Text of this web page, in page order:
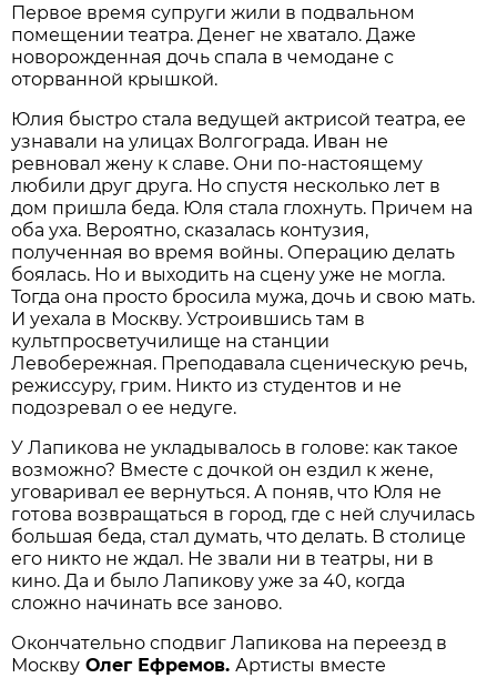
Первое время супруги жили в подвальном
помещении театра. Денег не хватало. Даже
новорожденная дочь спала в чемодане с
оторванной крышкой.
Юлия быстро стала ведущей актрисой театра, ее
узнавали на улицах Волгограда. Иван не
ревновал жену к славе. Они по-настоящему
любили друг друга. Но спустя несколько лет в
дом пришла беда. Юля стала глохнуть. Причем на
оба уха. Вероятно, сказалась контузия,
полученная во время войны. Операцию делать
боялась. Но и выходить на сцену уже не могла.
Тогда она просто бросила мужа, дочь и свою мать.
И уехала в Москву. Устроившись там в
культпросветучилище на станции
Левобережная. Преподавала сценическую речь,
режиссуру, грим. Никто из студентов и не
подозревал о ее недуге.
У Лапикова не укладывалось в голове: как такое
возможно? Вместе с дочкой он ездил к жене,
уговаривал ее вернуться. А поняв, что Юля не
готова возвращаться в город, где с ней случилась
большая беда, стал думать, что делать. В столице
его никто не ждал. Не звали ни в театры, ни в
кино. Да и было Лапикову уже за 40, когда
сложно начинать все заново.
Окончательно сподвиг Лапикова на переезд в
Москву Олег Ефремов.Артисты вместе